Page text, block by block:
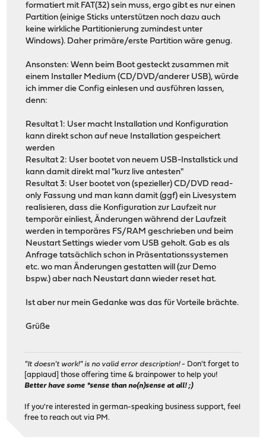
formatiert mit FAT(32) sein muss, ergo gibt es nur einen
Partition (einige Sticks unterstützen noch dazu auch
keine wirkliche Partitionierung zumindest unter
Windows). Daher primäre/erste Partition wäre genug.
Ansonsten: Wenn beim Boot gesteckt zusammen mit
einem Installer Medium (CD/DVD/anderer USB), würde
ich immer die Config einlesen und ausführen lassen,
denn:
Resultat 1: User macht Installation und Konfiguration
kann direkt schon auf neue Installation gespeichert
werden
Resultat 2: User bootet von neuem USB-Installstick und
kann damit direkt mal "kurz live antesten"
Resultat 3: User bootet von (spezieller) CD/DVD read-
only Fassung und man kann damit (ggf) ein Livesystem
realisieren, dass die Konfiguration zur Laufzeit nur
temporär einliest, Änderungen während der Laufzeit
werden in temporäres FS/RAM geschrieben und beim
Neustart Settings wieder vom USB geholt. Gab es als
Anfrage tatsächlich schon in Präsentationssystemen
etc. wo man Änderungen gestatten will (zur Demo
bspw.) aber nach Neustart dann wieder reset hat.
Ist aber nur mein Gedanke was das für Vorteile brächte.
Grüße
"It doesn't work!" is no valid error description!- Don't forget to
[applaud] those offering time & brainpower to help you!
Better have some *sense than no(n)sense at all! ;)
If you're interested in german-speaking business support, feel
free to reach out via PM.